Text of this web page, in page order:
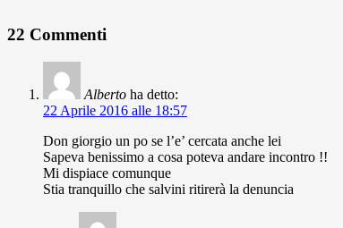
22 Commenti
Alberto ha detto:
22 Aprile 2016 alle 18:57
Don giorgio un po se l’e’ cercata anche lei
Sapeva benissimo a cosa poteva andare incontro !!
Mi dispiace comunque
Stia tranquillo che salvini ritirerà la denuncia